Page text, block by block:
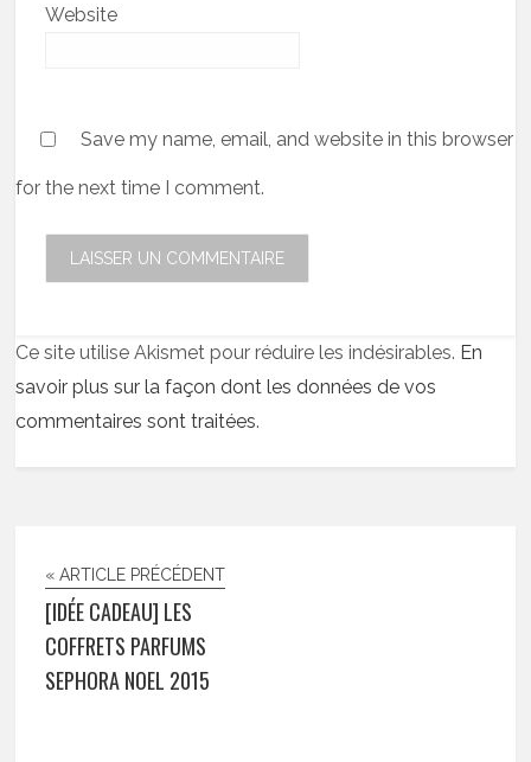
Website
Save my name, email, and website in this browser
for the next time I comment.
Ce site utilise Akismet pour réduire les indésirables. En
savoir plus sur la façon dont les données de vos
commentaires sont traitées.
« ARTICLE PRÉCÉDENT
[IDÉE CADEAU] LES
COFFRETS PARFUMS
SEPHORA NOEL 2015